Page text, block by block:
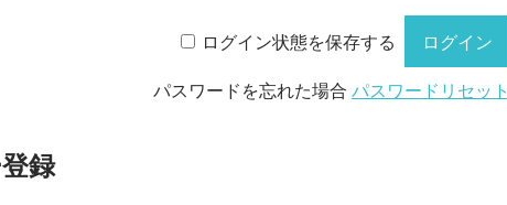
ログイン状態を保存する
パスワードを忘れた場合パスワードリセット
録